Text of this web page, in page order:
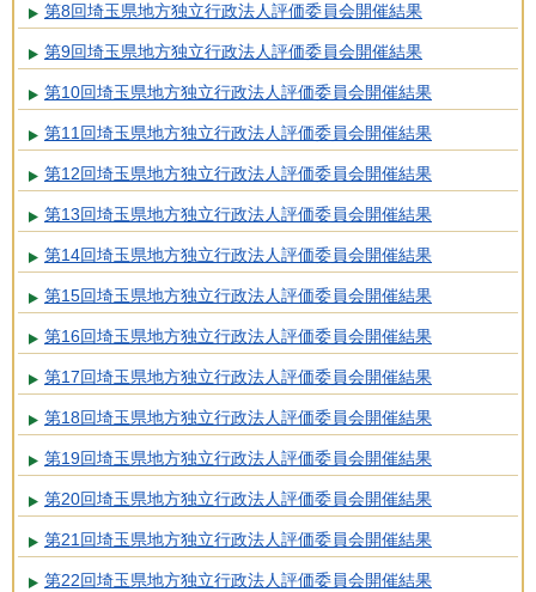
第8回埼玉県地方独立行政法人評価委員会開催結果
第9回埼玉県地方独立行政法人評価委員会開催結果
第10回埼玉県地方独立行政法人評価委員会開催結果
第11回埼玉県地方独立行政法人評価委員会開催結果
第12回埼玉県地方独立行政法人評価委員会開催結果
第13回埼玉県地方独立行政法人評価委員会開催結果
第14回埼玉県地方独立行政法人評価委員会開催結果
第15回埼玉県地方独立行政法人評価委員会開催結果
第16回埼玉県地方独立行政法人評価委員会開催結果
第17回埼玉県地方独立行政法人評価委員会開催結果
第18回埼玉県地方独立行政法人評価委員会開催結果
第19回埼玉県地方独立行政法人評価委員会開催結果
第20回埼玉県地方独立行政法人評価委員会開催結果
第21回埼玉県地方独立行政法人評価委員会開催結果
第22回埼玉県地方独立行政法人評価委員会開催結果